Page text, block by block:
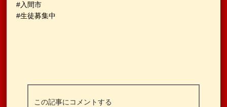
#入間市
#生徒募集中
この記事にコメントする